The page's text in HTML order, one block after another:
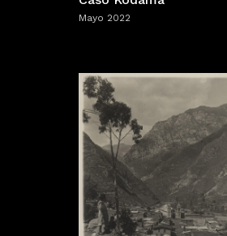
Mayo 2022